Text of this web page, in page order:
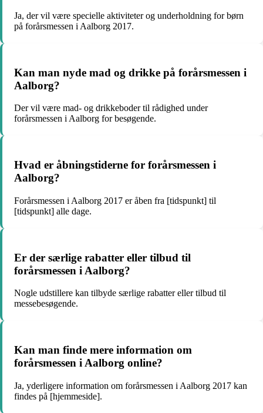
Ja, der vil være specielle aktiviteter og underholdning for børn
på forårsmessen i Aalborg 2017.
Kan man nyde mad og drikke på forårsmessen i
Aalborg?
Der vil være mad- og drikkeboder til rådighed under
forårsmessen i Aalborg for besøgende.
Hvad er åbningstiderne for forårsmessen i
Aalborg?
Forårsmessen i Aalborg 2017 er åben fra [tidspunkt] til
[tidspunkt] alle dage.
Er der særlige rabatter eller tilbud til
forårsmessen i Aalborg?
Nogle udstillere kan tilbyde særlige rabatter eller tilbud til
messebesøgende.
Kan man finde mere information om
forårsmessen i Aalborg online?
Ja, yderligere information om forårsmessen i Aalborg 2017 kan
findes på [hjemmeside].